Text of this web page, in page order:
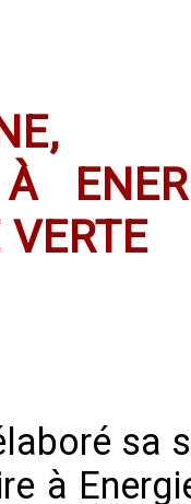
À
sa
à